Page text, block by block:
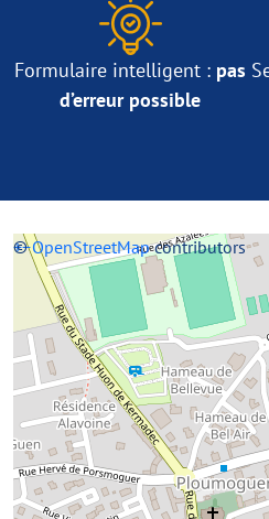
Formulaire intelligent : pas
d’erreur possible
+−
©OpenStreetMapcontributors